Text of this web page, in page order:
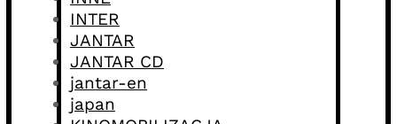
INTER
JANTAR
JANTAR CD
jantar-en
japan